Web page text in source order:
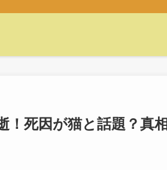
！死因が猫と話題？真相